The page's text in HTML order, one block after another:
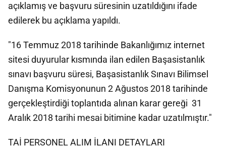
açıklamış ve başvuru süresinin uzatıldığını ifade
edilerek bu açıklama yapıldı.
"16 Temmuz 2018 tarihinde Bakanlığımız internet
sitesi duyurular kısmında ilan edilen Başasistanlık
sınavı başvuru süresi, Başasistanlık Sınavı Bilimsel
Danışma Komisyonunun 2 Ağustos 2018 tarihinde
gerçekleştirdiği toplantıda alınan karar gereği 31
Aralık 2018 tarihi mesai bitimine kadar uzatılmıştır."
TAİ PERSONEL ALIM İLANI DETAYLARI